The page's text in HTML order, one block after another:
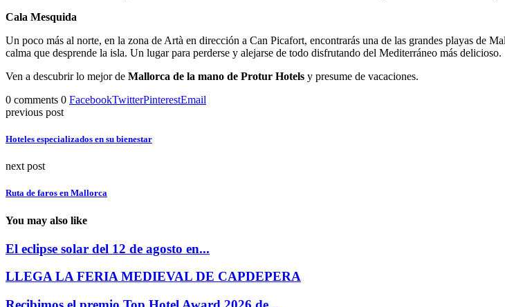
Cala Mesquida
Un poco más al norte, en la zona de Artà en dirección a Can Picafort, encontrarás una de las grandes playas de
calma que desprende la isla. Un lugar para perderse y alejarse de todo disfrutando del Mediterráneo más delicioso.
Ven a descubrir lo mejor de Mallorca de la mano de Protur Hotels y presume de vacaciones.
0 comments 0 FacebookTwitterPinterestEmail
previous post
Hoteles especializados en su bienestar
next post
Ruta de faros en Mallorca
You may also like
El eclipse solar del 12 de agosto en...
LLEGA LA FERIA MEDIEVAL DE CAPDEPERA